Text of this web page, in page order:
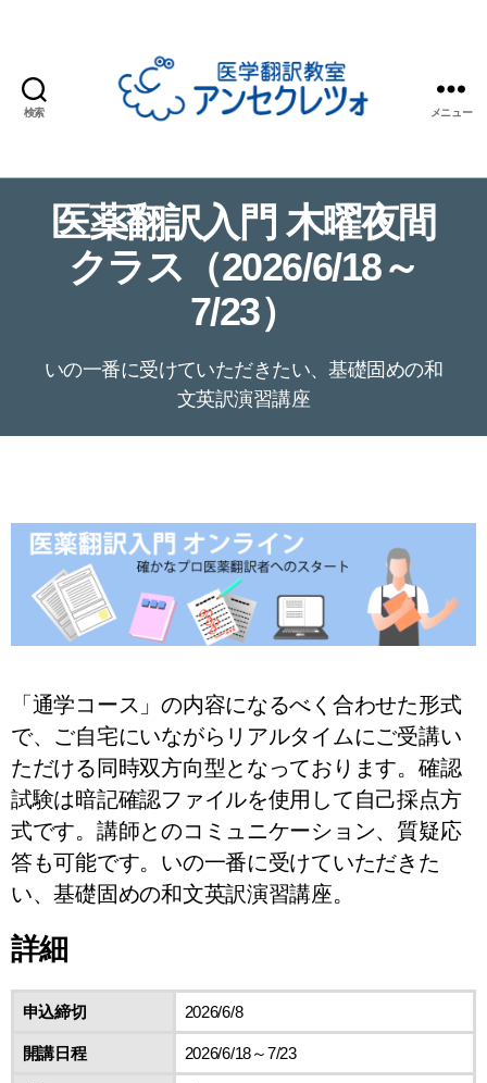
検索
学
翻
訳
教
室
ア
ン
ク
レ
ォ
メニュー
医薬翻訳入門 木曜夜間
クラス（2026/6/18～
7/23）
いの一番に受けていただきたい、基礎固めの和
文英訳演習講座
「通学コース」の内容になるべく合わせた形式
で、ご自宅にいながらリアルタイムにご受講い
ただける同時双方向型となっております。確認
試験は暗記確認ファイルを使用して自己採点方
式です。講師とのコミュニケーション、質疑応
答も可能です。いの一番に受けていただきた
い、基礎固めの和文英訳演習講座。
詳細
申込締切 2026/6/8
開講日程 2026/6/18～7/23